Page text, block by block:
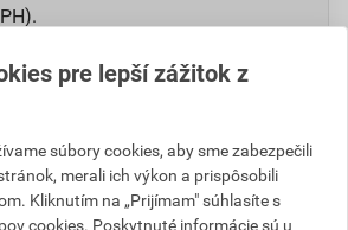
Katalógový kód: LWZ0H
pre lepší zážitok z
súbory cookies, aby sme zabezpečili
merali ich výkon a prispôsobili
Kliknutím na „Prijímam" súhlasíte s
cookies. Poskytnuté informácie sú u